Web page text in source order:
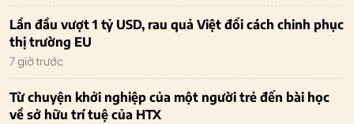
Lần đầu vượt 1 tỷ USD, rau quả Việt đổi cách chinh phục
thị trường EU
7 giờ trước
Từ chuyện khởi nghiệp của một người trẻ đến bài học
về sở hữu trí tuệ của HTX